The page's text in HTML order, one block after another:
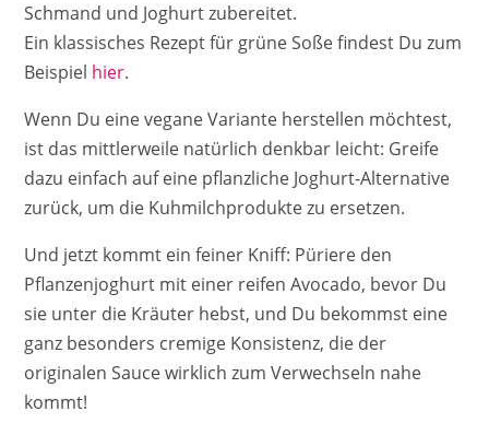
Schmand und Joghurt zubereitet.
Ein klassisches Rezept für grüne Soße findest Du zum
Beispiel hier.
Wenn Du eine vegane Variante herstellen möchtest,
ist das mittlerweile natürlich denkbar leicht: Greife
dazu einfach auf eine pflanzliche Joghurt-Alternative
zurück, um die Kuhmilchprodukte zu ersetzen.
Und jetzt kommt ein feiner Kniff: Püriere den
Pflanzenjoghurt mit einer reifen Avocado, bevor Du
sie unter die Kräuter hebst, und Du bekommst eine
ganz besonders cremige Konsistenz, die der
originalen Sauce wirklich zum Verwechseln nahe
kommt!